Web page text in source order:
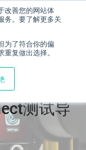
改善您的网站体
务。要了解更多关
为了符合你的偏
复做出选择。
测试导